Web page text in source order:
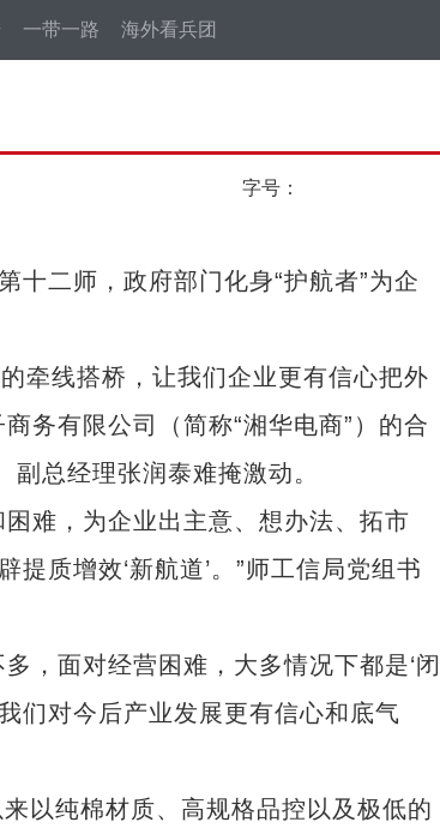
一带一路 海外看兵团
字号：
二师，政府部门化身“护航者”为企
牵线搭桥，让我们企业更有信心把外
务有限公司（简称“湘华电商”）的合
总经理张润泰难掩激动。
难，为企业出主意、想办法、拓市
质增效‘新航道’。”师工信局党组书
面对经营困难，大多情况下都是‘闭
们对今后产业发展更有信心和底气
纯棉材质、高规格品控以及极低的